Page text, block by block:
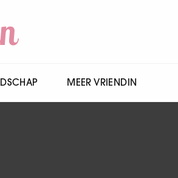
MEER VRIENDIN